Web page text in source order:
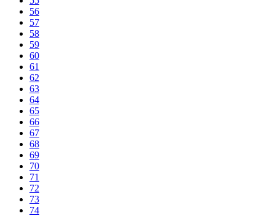
56
57
58
59
60
61
62
63
64
65
66
67
68
69
70
71
72
73
74